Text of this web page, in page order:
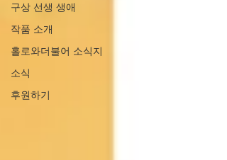
구상 선생 생애
작품 소개
홀로와더불어 소식지
소식
후원하기